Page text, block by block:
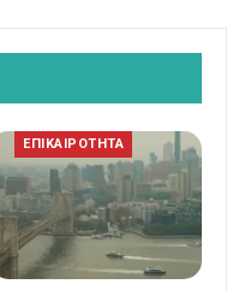
ΕΠΙΚΑΙΡΟΤΗΤΑ